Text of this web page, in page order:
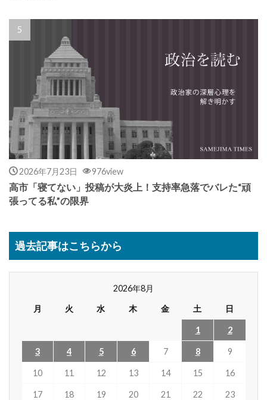
2026年7月23日 976view
高市「寝てない」投稿が大炎上！支持率急落でバレた“頑
張ってる私”の限界
過去記事はこちらから
2026年8月
月
火 水 木 金 土 日
1 2
3 4 5 6 7 8 9
10 11 12 13 14 15 16
17 18 19 20 21 22 23